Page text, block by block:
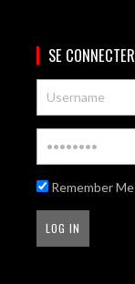
SE CONNECTER
Remember Me